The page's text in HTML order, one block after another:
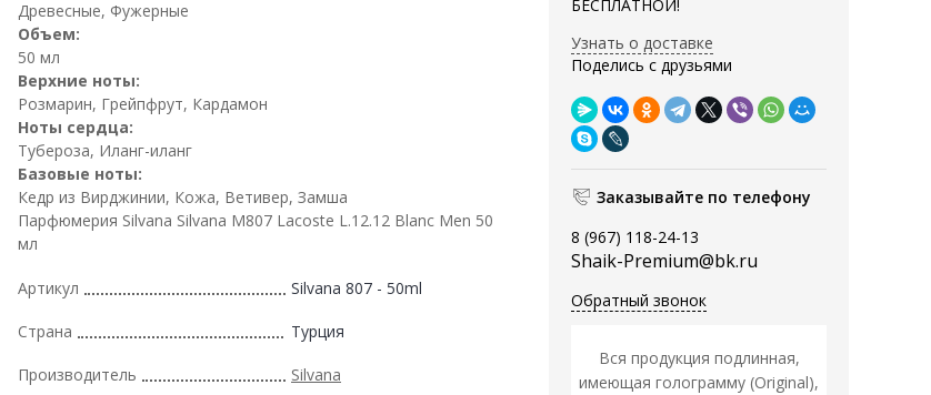
БЕСПЛАТНОЙ!
Узнать о доставке
Поделись с друзьями
Заказывайте по телефону
8 (967) 118-24-13
Shaik-Premium@bk.ru
Обратный звонок
Вся продукция подлинная,
имеющая голограмму (Original),
Древесные, Фужерные
Объем:
50 мл
Верхние ноты:
Розмарин, Грейпфрут, Кардамон
Ноты сердца:
Тубероза, Иланг-иланг
Базовые ноты:
Кедр из Вирджинии, Кожа, Ветивер, Замша
Парфюмерия Silvana Silvana M807 Lacoste L.12.12 Blanc Men 50
мл
Артикул Silvana 807 - 50ml
Страна Турция
Производитель Silvana